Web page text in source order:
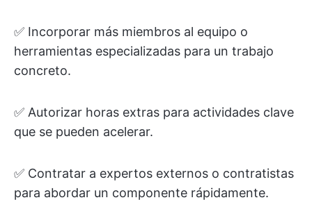
✅ Incorporar más miembros al equipo o
herramientas especializadas para un trabajo
concreto.
✅ Autorizar horas extras para actividades clave
que se pueden acelerar.
✅ Contratar a expertos externos o contratistas
para abordar un componente rápidamente.